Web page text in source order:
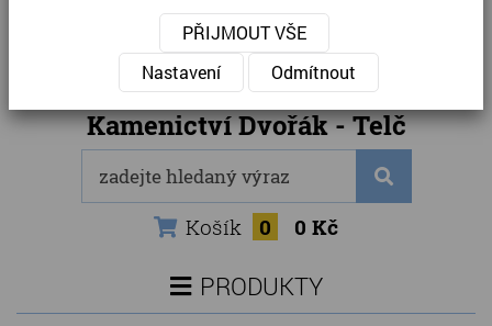
Kontakty
Naše kamenictví
Internetový obchod
Kamenictví Dvořák - Telč
Košík 0 0 Kč
PRODUKTY
PŘIJMOUT VŠE
Nastavení
Odmítnout